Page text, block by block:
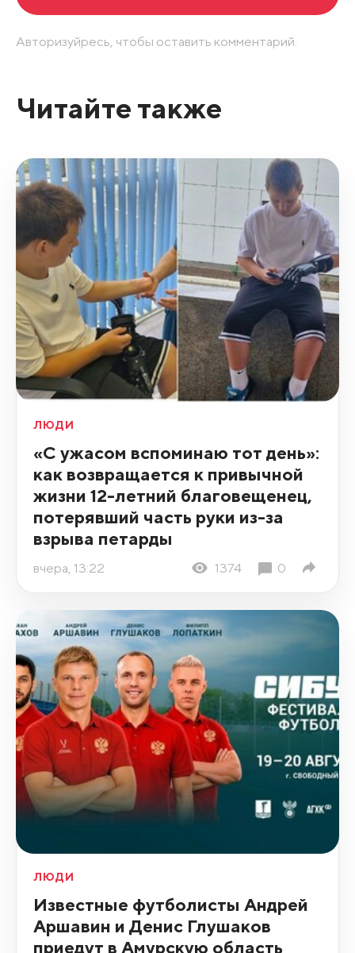
Авторизуйресь, чтобы оставить комментарий.
Читайте также
ЛЮДИ
«С ужасом вспоминаю тот день»:
как возвращается к привычной
жизни 12-летний благовещенец,
потерявший часть руки из-за
взрыва петарды
вчера, 13:22 1374 0
ЛЮДИ
Известные футболисты Андрей
Аршавин и Денис Глушаков
приедут в Амурскую область